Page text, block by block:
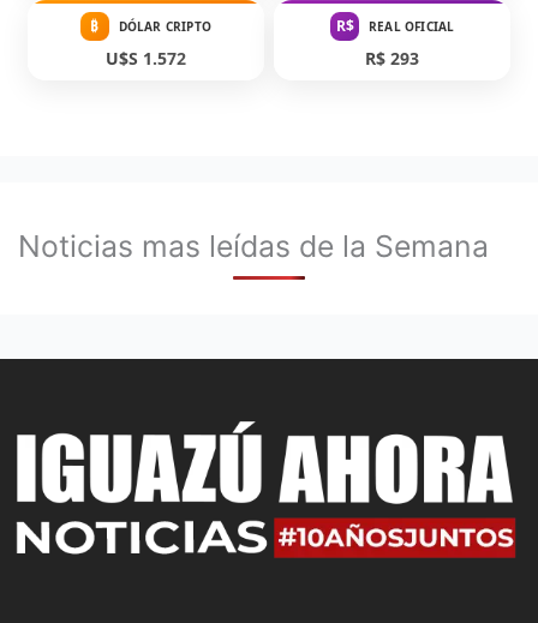
₿ DÓLAR CRIPTO
U$S 1.572
R$ REAL OFICIAL
R$ 293
Noticias mas leídas de la Semana